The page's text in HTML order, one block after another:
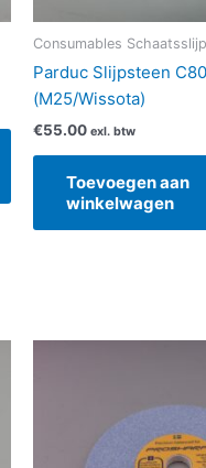
Consumables
Parduc Slijpsteen C80
(M25/Wissota)
€55.00 exl. btw
Toevoegen aan
winkelwagen